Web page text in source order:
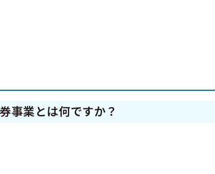
事業とは何ですか？